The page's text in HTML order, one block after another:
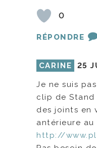
0
RÉPONDRE
CARINE 25
Je ne suis
clip de Stand
des joints en
antérieure
http://